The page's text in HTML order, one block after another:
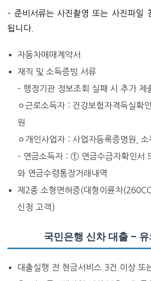
– 준비서류는 사진촬영 또는 사진파일
됩니다.
자동차매매계약서
재직 및 소득증빙 서류
– 행정기관 정보조회 실패 시 추가 제
ㅇ근로소득자 : 건강보험자격득실확
원
ㅇ개인사업자 : 사업자등록증명원, 소
– 연금소득자 : ① 연금수급자확인서
와 연금수령통장거래내역
제2종 소형면허증(대형이륜차
신청 고객)
국민은행 신차 대출 –
대출실행 전 현금서비스 3건 이상 또